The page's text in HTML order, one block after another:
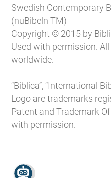
Swedish Contemporary
(nuBibeln TM)
Copyright © 2015 by
Used with permission.
worldwide.
“Biblica”, “International
Logo are trademarks
Patent and Trademark
with permission.